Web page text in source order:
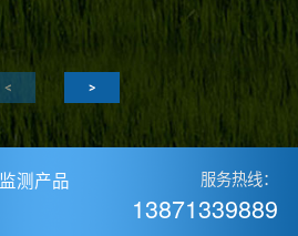
测产品
服务热线：
13871339889